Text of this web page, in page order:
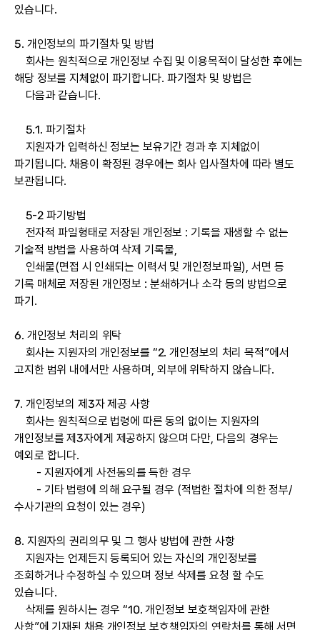
있습니다.
5. 개인정보의 파기절차 및 방법
회사는 원칙적으로 개인정보 수집 및 이용목적이 달성한 후에는
해당 정보를 지체없이 파기합니다. 파기절차 및 방법은
다음과 같습니다.
5.1. 파기절차
지원자가 입력하신 정보는 보유기간 경과 후 지체없이
파기됩니다. 채용이 확정된 경우에는 회사 입사절차에 따라 별도
보관됩니다.
5-2 파기방법
전자적 파일형태로 저장된 개인정보 : 기록을 재생할 수 없는
기술적 방법을 사용하여 삭제 기록물,
인쇄물(면접 시 인쇄되는 이력서 및 개인정보파일), 서면 등
기록 매체로 저장된 개인정보 : 분쇄하거나 소각 등의 방법으로
파기.
6. 개인정보 처리의 위탁
회사는 지원자의 개인정보를 “2. 개인정보의 처리 목적”에서
고지한 범위 내에서만 사용하며, 외부에 위탁하지 않습니다.
7. 개인정보의 제3자 제공 사항
회사는 원칙적으로 법령에 따른 동의 없이는 지원자의
개인정보를 제3자에게 제공하지 않으며 다만, 다음의 경우는
예외로 합니다.
- 지원자에게 사전동의를 득한 경우
- 기타 법령에 의해 요구될 경우 (적법한 절차에 의한 정부/
수사기관의 요청이 있는 경우)
8. 지원자의 권리의무 및 그 행사 방법에 관한 사항
지원자는 언제든지 등록되어 있는 자신의 개인정보를
조회하거나 수정하실 수 있으며 정보 삭제를 요청 할 수도
있습니다.
삭제를 원하시는 경우 “10. 개인정보 보호책임자에 관한
사항”에 기재된 채용 개인정보 보호책임자의 연락처를 통해 서면,